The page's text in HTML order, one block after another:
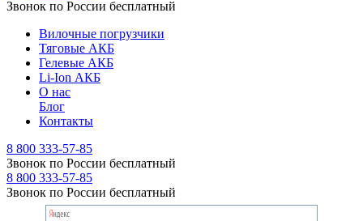
Звонок по России бесплатный
Вилочные погрузчики
Тяговые АКБ
Гелевые АКБ
Li-Ion АКБ
О нас
Блог
Контакты
8 800 333-57-85
Звонок по России бесплатный
8 800 333-57-85
Звонок по России бесплатный